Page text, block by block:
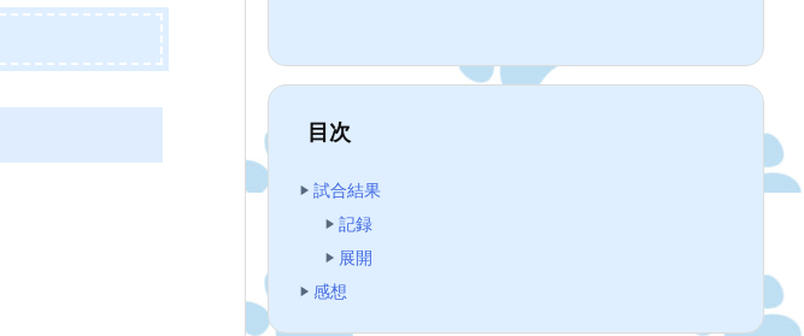
目次
試合結果
記録
展開
感想